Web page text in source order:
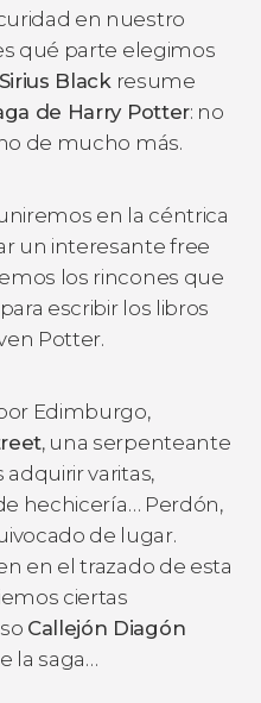
en nuestro
qué parte elegimos
Sirius Black resume
de Harry Potter: no
de mucho más.
en la céntrica
un interesante free
los rincones que
para escribir los libros
Potter.
Edimburgo,
, una serpenteante
varitas,
hechicería… Perdón,
de lugar.
en el trazado de esta
ciertas
Callejón Diagón
la saga…